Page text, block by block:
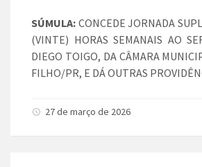
SÚMULA: CONCEDE JORNADA
(VINTE) HORAS SEMANAIS AO
DIEGO TOIGO, DA CÂMARA
FILHO/PR, E DÁ OUTRAS
27 de março de 2026